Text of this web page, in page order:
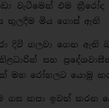
වැටිමෙන් එම
තුලදීම මිය ගොස්
දිවි ගලවා ගෙන
සහ
මහ රෝහලට යොමු
ගස කපා ඉවත් කරන